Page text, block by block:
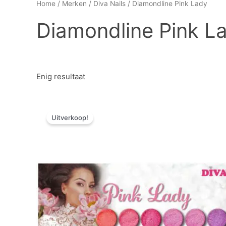
Home / Merken / Diva Nails / Diamondline Pink Lady
Diamondline Pink
Enig resultaat
Uitverkoop!
prijs
was:
is: